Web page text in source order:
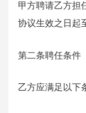
甲方聘请乙方担
协议生效之日起
第二条聘任条件
乙方应满足以下